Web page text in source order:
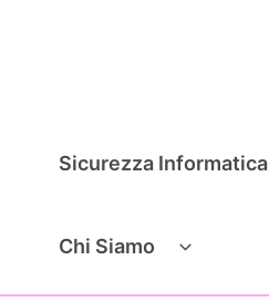
Sicurezza Informatica
Chi Siamo